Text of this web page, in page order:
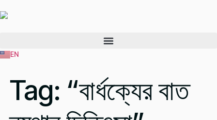
EN
BN
Tag: “বার্ধক্যের বাত